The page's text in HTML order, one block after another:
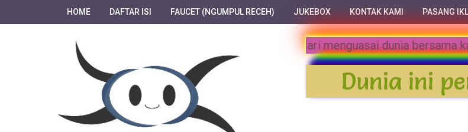
HOME DAFTAR ISI FAUCET (NGUMPUL RECEH) JUKEBOX KONTAK KAMI PASANG
Selamat datang di KnK
Dunia ini